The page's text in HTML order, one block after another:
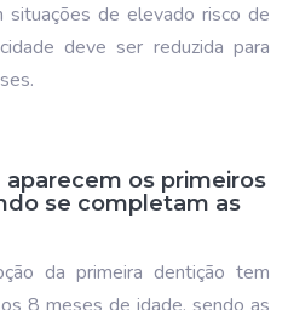
situações de elevado risco de
deve ser reduzida para
aparecem os primeiros
se completam as
da primeira dentição tem